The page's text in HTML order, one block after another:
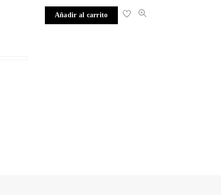
Añadir al carrito